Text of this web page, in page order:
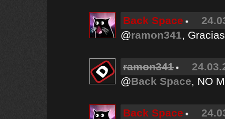
Back Space
@ramon341,
ramon341
@Back Space, NO
Back Space